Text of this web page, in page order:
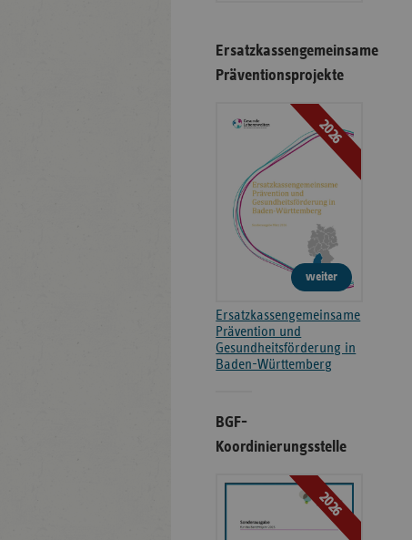
Ersatzkassengemeinsame
Präventionsprojekte
2026
weiter
Ersatzkassengemeinsame
Prävention und
Gesundheitsförderung in
Baden-Württemberg
BGF-
Koordinierungsstelle
2026